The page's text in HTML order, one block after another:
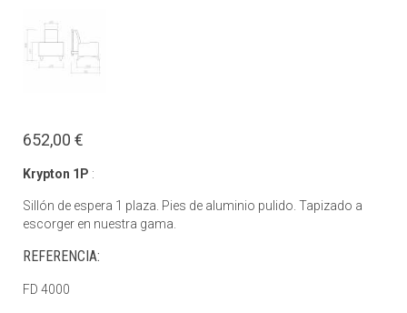
652,00 €
Krypton 1P :
Sillón de espera 1 plaza. Pies de aluminio pulido. Tapizado a
escorger en nuestra gama.
REFERENCIA:
FD 4000